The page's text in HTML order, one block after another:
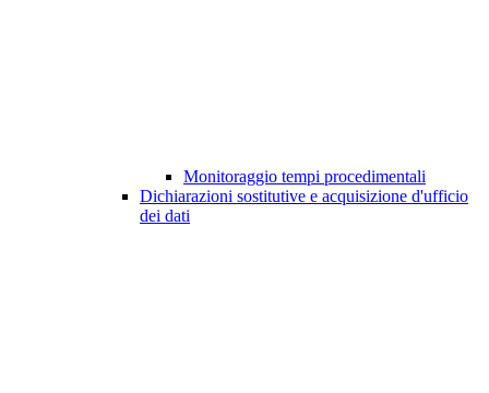
Monitoraggio tempi procedimentali
Dichiarazioni sostitutive e acquisizione d'ufficio
dei dati